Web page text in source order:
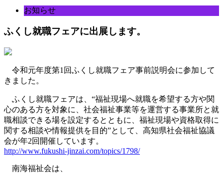
お知らせ
ふくし就職フェアに出展します。
令和元年度第1回ふくし就職フェア事前説明会に参加して
きました。
ふくし就職フェアは、“福祉現場へ就職を希望する方や関
心のある方を対象に、社会福祉事業等を運営する事業所と就
職相談できる場を設定するとともに、福祉現場や資格取得に
関する相談や情報提供を目的”として、高知県社会福祉協議
会が年2回開催しています。
http://www.fukushi-jinzai.com/topics/1798/
南海福祉会は、